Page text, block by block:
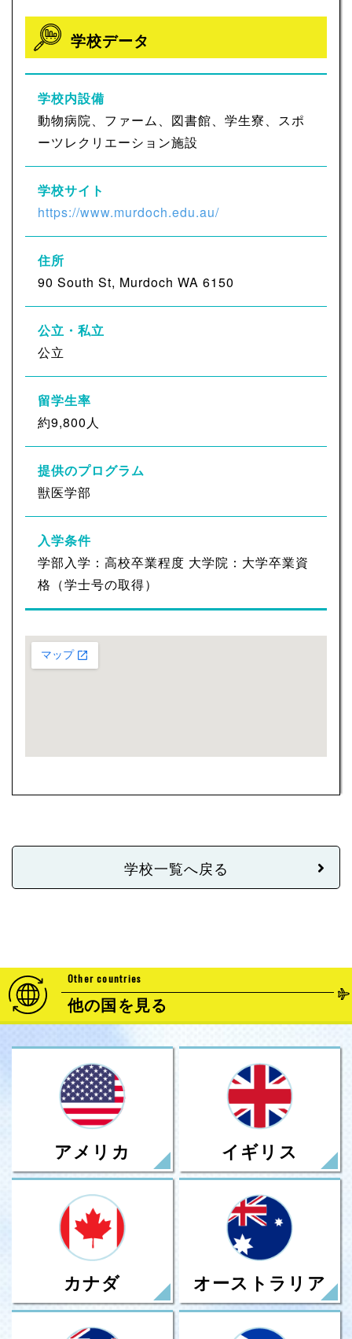
学校データ
学校内設備
動物病院、ファーム、図書館、学生寮、スポ
ーツレクリエーション施設
学校サイト
https://www.murdoch.edu.au/
住所
90 South St, Murdoch WA 6150
公立・私立
公立
留学生率
約9,800人
提供のプログラム
獣医学部
入学条件
学部入学：高校卒業程度 大学院：大学卒業資
格（学士号の取得）
学校一覧へ戻る
Other countries
他の国を見る
アメリカ イギリス
カナダ オーストラリア